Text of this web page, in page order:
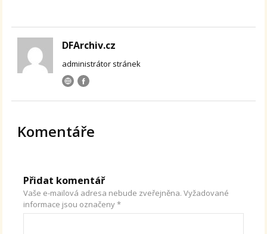
DFArchiv.cz
administrátor stránek
Komentáře
Přidat komentář
Vaše e-mailová adresa nebude zveřejněna. Vyžadované
informace jsou označeny*